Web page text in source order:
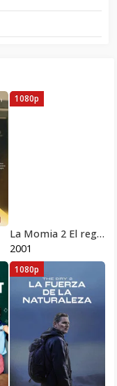
La Momia 2 El regreso Pelicula Completa HD 1080 [MEGA] [LATINO]
2001
1080p
1080p